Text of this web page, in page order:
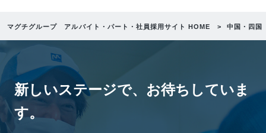
マグチグループ アルバイト・パート・社員採用サイト HOME 中国・四国
新しいステージで、 お待ちしていま
す。